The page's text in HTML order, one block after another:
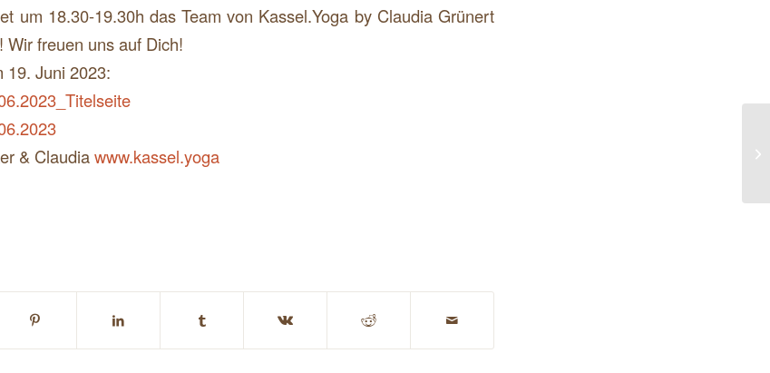
um 18.30-19.30h das Team von Kassel.Yoga by Claudia Grünert
freuen uns auf Dich!
19. Juni 2023:
& Claudiawww.kassel.yoga